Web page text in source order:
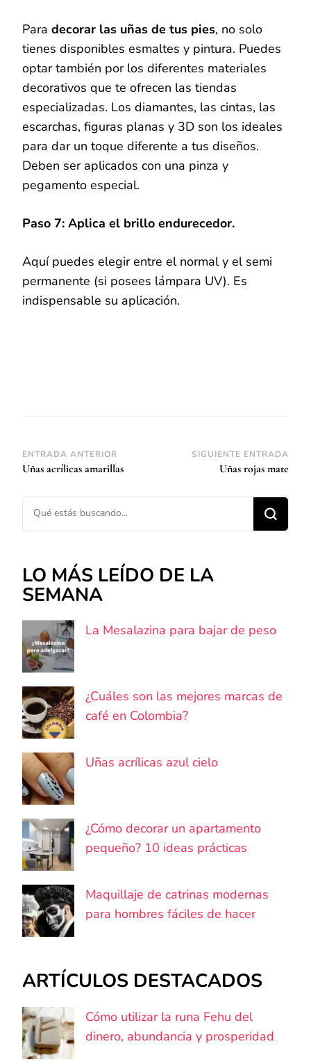
Para decorar las uñas de tus pies, no solo
tienes disponibles esmaltes y pintura. Puedes
optar también por los diferentes materiales
decorativos que te ofrecen las tiendas
especializadas. Los diamantes, las cintas, las
escarchas, figuras planas y 3D son los ideales
para dar un toque diferente a tus diseños.
Deben ser aplicados con una pinza y
pegamento especial.
Paso 7: Aplica el brillo endurecedor.
Aquí puedes elegir entre el normal y el semi
permanente (si posees lámpara UV). Es
indispensable su aplicación.
Navegación
de
entradas
ENTRADA ANTERIOR
Uñas acrílicas amarillas
SIGUIENTE ENTRADA
Uñas rojas mate
¿Buscas algo?
LO MÁS LEÍDO DE LA
SEMANA
La Mesalazina para bajar de peso
¿Cuáles son las mejores marcas de
café en Colombia?
Uñas acrílicas azul cielo
¿Cómo decorar un apartamento
pequeño? 10 ideas prácticas
Maquillaje de catrinas modernas
para hombres fáciles de hacer
ARTÍCULOS DESTACADOS
Cómo utilizar la runa Fehu del
dinero, abundancia y prosperidad